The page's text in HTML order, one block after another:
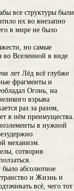
все структуры были
их во внезапно
в мире не было
но самые
во Вселенной в виде
лет Лёд всё глубже
фрагменты и
Огонь, на
взрыва
раз за разом,
в нём преимущества.
в нужной
механизм.
сотворив
абсолютное
и Жизнь и
всё, чего тот